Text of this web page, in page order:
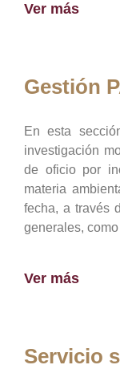
Ver más
Gestión
En esta
investigación
de oficio por
materia
fecha, a través
generales,
Ver más
Servicio